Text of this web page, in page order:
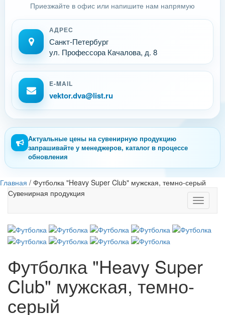
Приезжайте в офис или напишите нам напрямую
АДРЕС
Санкт-Петербург
ул. Профессора Качалова, д. 8
E-MAIL
vektor.dva@list.ru
Актуальные цены на сувенирную продукцию
запрашивайте у менеджеров, каталог в процессе
обновления
Главная / Футболка "Heavy Super Club" мужская, темно-серый
Toggle
Сувенирная продукция
Футболка "Heavy Super
Club" мужская, темно-
серый